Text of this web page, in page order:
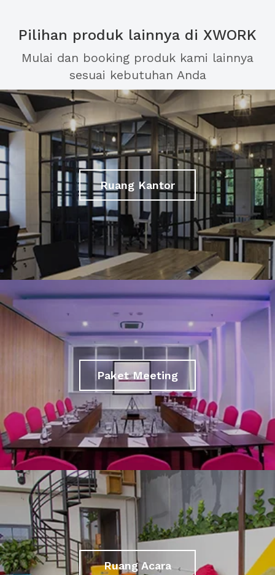
Pilihan produk lainnya di XWORK
Mulai dan booking produk kami lainnya
sesuai kebutuhan Anda
Ruang Kantor
Paket Meeting
Ruang Acara